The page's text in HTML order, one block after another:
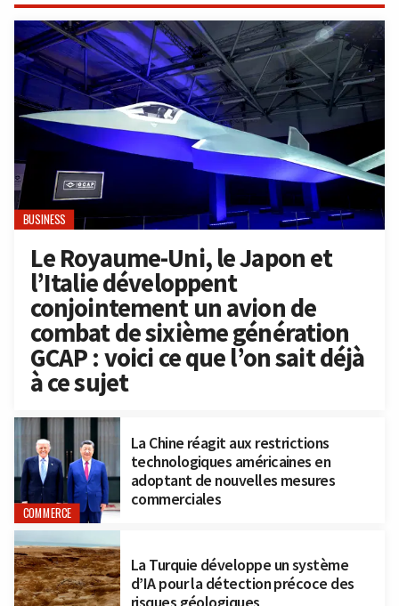
BUSINESS
Le Royaume-Uni, le Japon et
l’Italie développent
conjointement un avion de
combat de sixième génération
GCAP : voici ce que l’on sait déjà
à ce sujet
COMMERCE
La Chine réagit aux restrictions
technologiques américaines en
adoptant de nouvelles mesures
commerciales
La Turquie développe un système
d’IA pour la détection précoce des